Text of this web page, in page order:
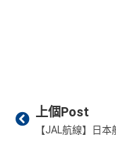
Prev
上個Post